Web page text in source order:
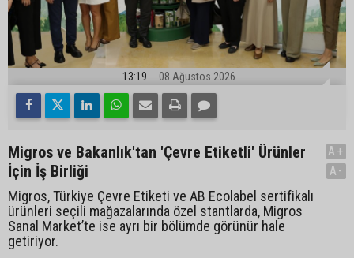
13:19 08 Ağustos 2026
Migros ve Bakanlık'tan 'Çevre Etiketli' Ürünler
İçin İş Birliği
Migros, Türkiye Çevre Etiketi ve AB Ecolabel sertifikalı
ürünleri seçili mağazalarında özel stantlarda, Migros
Sanal Market’te ise ayrı bir bölümde görünür hale
getiriyor.
A+
A-